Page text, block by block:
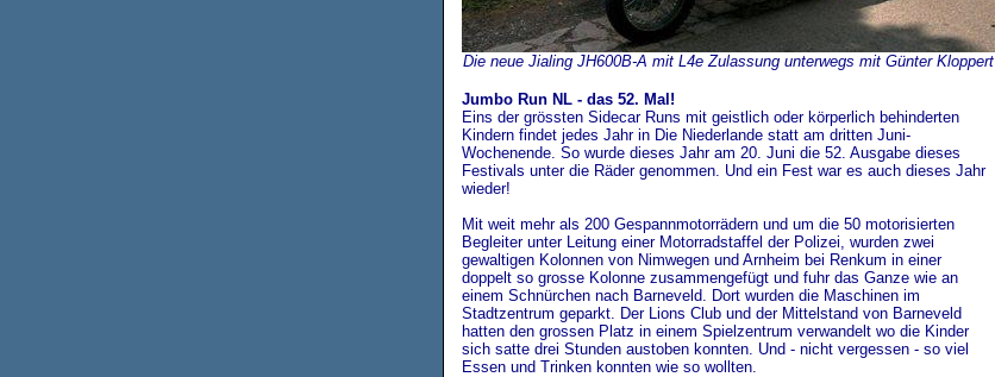
Die neue Jialing JH600B-A mit L4e Zulassung unterwegs mit Günter Kloppert
Jumbo Run NL - das 52. Mal!
Eins der grössten Sidecar Runs mit geistlich oder körperlich behinderten
Kindern findet jedes Jahr in Die Niederlande statt am dritten Juni-
Wochenende. So wurde dieses Jahr am 20. Juni die 52. Ausgabe dieses
Festivals unter die Räder genommen. Und ein Fest war es auch dieses Jahr
wieder!
Mit weit mehr als 200 Gespannmotorrädern und um die 50 motorisierten
Begleiter unter Leitung einer Motorradstaffel der Polizei, wurden zwei
gewaltigen Kolonnen von Nimwegen und Arnheim bei Renkum in einer
doppelt so grosse Kolonne zusammengefügt und fuhr das Ganze wie an
einem Schnürchen nach Barneveld. Dort wurden die Maschinen im
Stadtzentrum geparkt. Der Lions Club und der Mittelstand von Barneveld
hatten den grossen Platz in einem Spielzentrum verwandelt wo die Kinder
sich satte drei Stunden austoben konnten. Und - nicht vergessen - so viel
Essen und Trinken konnten wie so wollten.